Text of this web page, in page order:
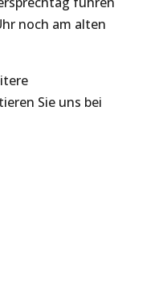
noch am alten
Sie uns bei